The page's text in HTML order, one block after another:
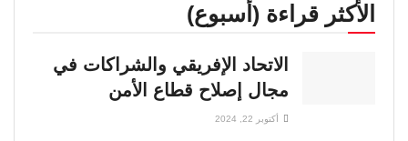
الأكثر قراءة (أسبوع)
الاتحاد الإفريقي والشراكات في
مجال إصلاح قطاع الأمن
أكتوبر 22, 2024